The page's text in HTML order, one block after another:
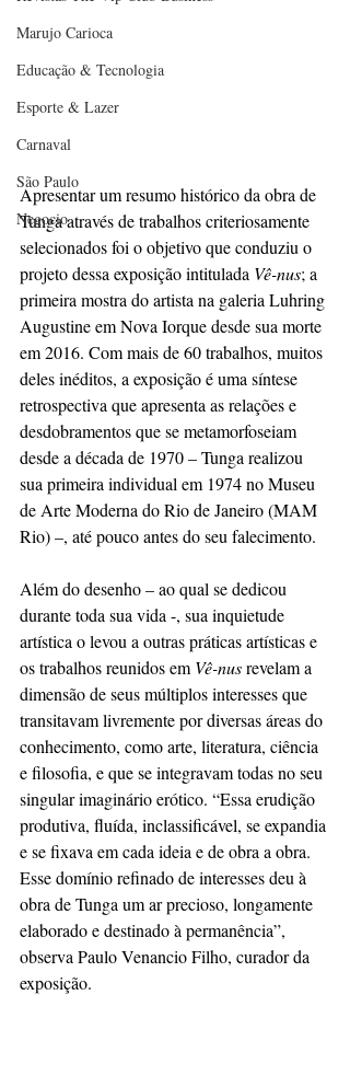
Marujo Carioca
Educação & Tecnologia
Esporte & Lazer
Carnaval
São Paulo
Negocio
Apresentar um resumo histórico da obra de
Tunga através de trabalhos criteriosamente
selecionados foi o objetivo que conduziu o
projeto dessa exposição intitulada Vê-nus; a
primeira mostra do artista na galeria Luhring
Augustine em Nova Iorque desde sua morte
em 2016. Com mais de 60 trabalhos, muitos
deles inéditos, a exposição é uma síntese
retrospectiva que apresenta as relações e
desdobramentos que se metamorfoseiam
desde a década de 1970 – Tunga realizou
sua primeira individual em 1974 no Museu
de Arte Moderna do Rio de Janeiro (MAM
Rio) –, até pouco antes do seu falecimento.
Além do desenho – ao qual se dedicou
durante toda sua vida -, sua inquietude
artística o levou a outras práticas artísticas e
os trabalhos reunidos em Vê-nus revelam a
dimensão de seus múltiplos interesses que
transitavam livremente por diversas áreas do
conhecimento, como arte, literatura, ciência
e filosofia, e que se integravam todas no seu
singular imaginário erótico. “Essa erudição
produtiva, fluída, inclassificável, se expandia
e se fixava em cada ideia e de obra a obra.
Esse domínio refinado de interesses deu à
obra de Tunga um ar precioso, longamente
elaborado e destinado à permanência”,
observa Paulo Venancio Filho, curador da
exposição.